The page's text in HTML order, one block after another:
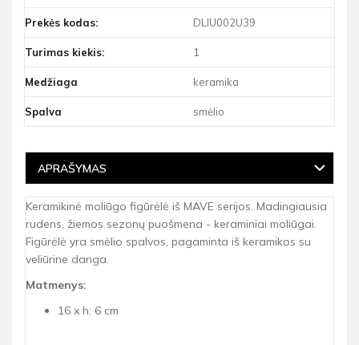
Prekės kodas: DLIU002U39
Turimas kiekis: 1
Medžiaga keramika
Spalva smėlio
APRAŠYMAS
Keramikinė moliūgo figūrėlė iš MAVE serijos. Madingiausia
rudens, žiemos sezonų puošmena - keraminiai moliūgai.
Figūrėlė yra smėlio spalvos, pagaminta iš keramikos su
veliūrine danga.
Matmenys:
16 x h: 6 cm